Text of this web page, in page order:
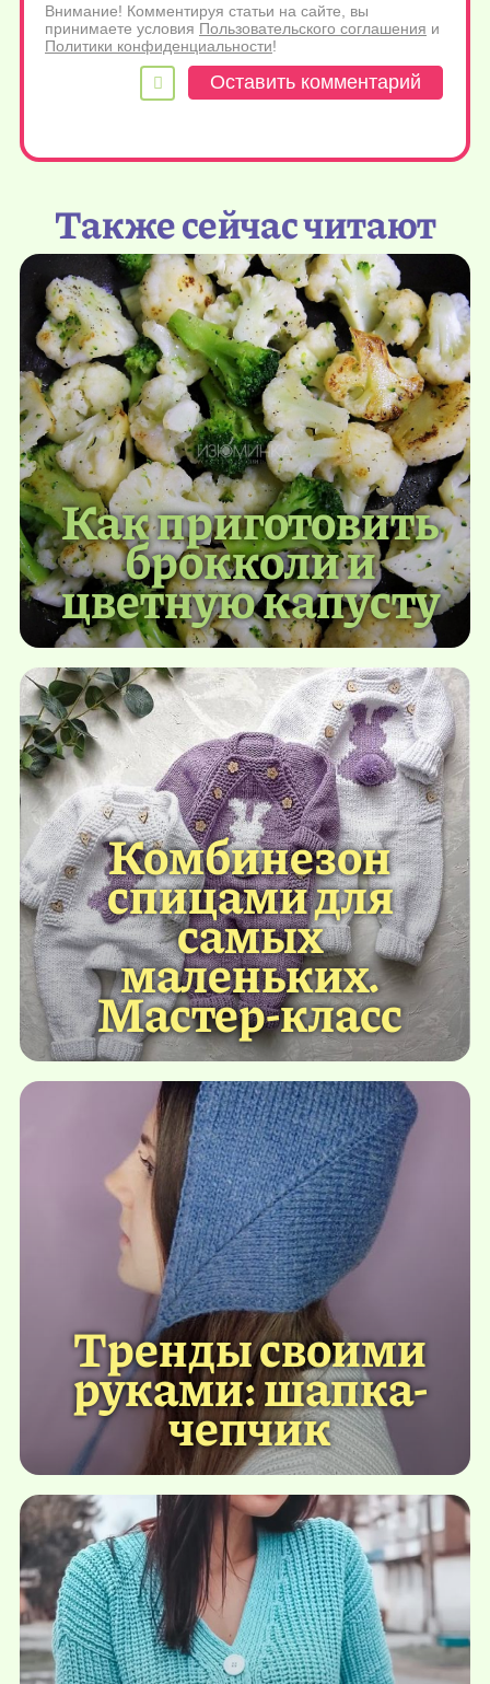
Внимание! Комментируя статьи на сайте, вы
принимаете условия Пользовательского соглашения и
Политики конфиденциальности!
Также сейчас читают
Как приготовить
брокколи и
цветную капусту
Комбинезон
спицами для
самых
маленьких.
Мастер-класс
Тренды своими
руками: шапка-
чепчик